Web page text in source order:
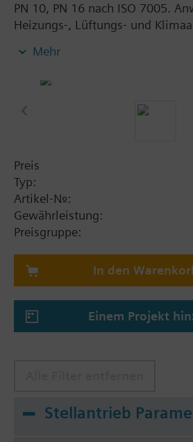
PN 10, PN 16 nach ISO 7005.
Heizungs-, Lüftungs- und
Absperrorgane. Für offene und
Zusatzinformation
Mehr
Preis
Typ:
Artikel-Nr.:
Gewährleistung:
Preisgruppe:
In den
Einem Projekt
Stellantrieb